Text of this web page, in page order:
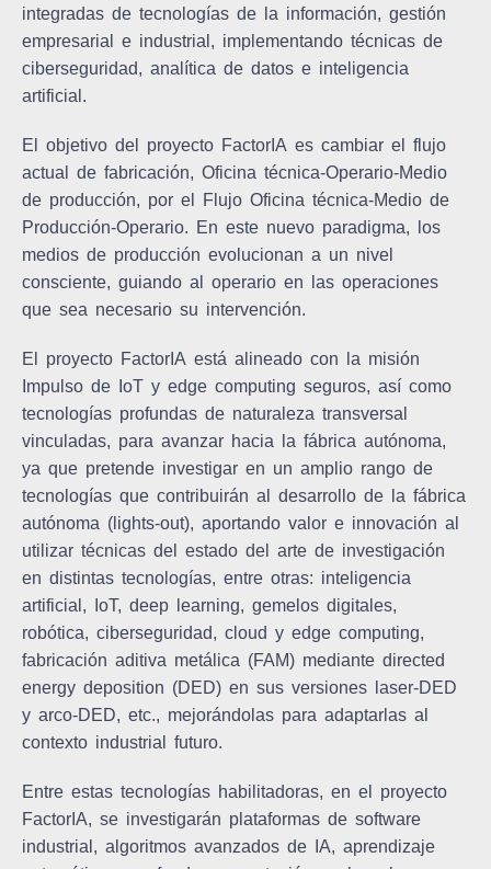
integradas de tecnologías de la información, gestión
empresarial e industrial, implementando técnicas de
ciberseguridad, analítica de datos e inteligencia
artificial.
El objetivo del proyecto FactorIA es cambiar el flujo
actual de fabricación, Oficina técnica-Operario-Medio
de producción, por el Flujo Oficina técnica-Medio de
Producción-Operario. En este nuevo paradigma, los
medios de producción evolucionan a un nivel
consciente, guiando al operario en las operaciones
que sea necesario su intervención.
El proyecto FactorIA está alineado con la misión
Impulso de IoT y edge computing seguros, así como
tecnologías profundas de naturaleza transversal
vinculadas, para avanzar hacia la fábrica autónoma,
ya que pretende investigar en un amplio rango de
tecnologías que contribuirán al desarrollo de la fábrica
autónoma (lights-out), aportando valor e innovación al
utilizar técnicas del estado del arte de investigación
en distintas tecnologías, entre otras: inteligencia
artificial, IoT, deep learning, gemelos digitales,
robótica, ciberseguridad, cloud y edge computing,
fabricación aditiva metálica (FAM) mediante directed
energy deposition (DED) en sus versiones laser-DED
y arco-DED, etc., mejorándolas para adaptarlas al
contexto industrial futuro.
Entre estas tecnologías habilitadoras, en el proyecto
FactorIA, se investigarán plataformas de software
industrial, algoritmos avanzados de IA, aprendizaje